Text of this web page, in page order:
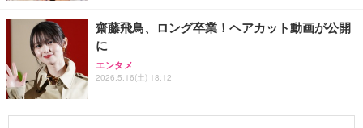
齋藤飛鳥、ロング卒業！ヘアカット動画が公開
に
エンタメ
2026.5.16(土) 18:12